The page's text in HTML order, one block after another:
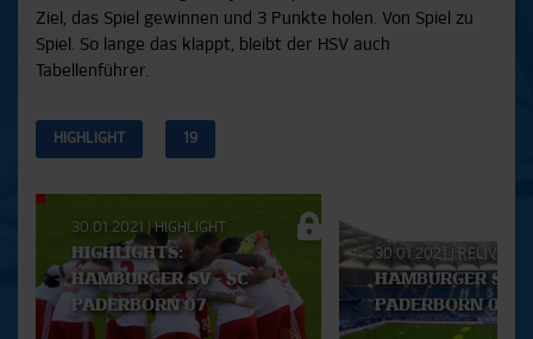
mehr.
Ziel, das Spiel gewinnen und 3 Punkte holen. Von Spiel zu
Spiel. So lange das klappt, bleibt der HSV auch
Tabellenführer.
HIGHLIGHT 19
Aktuelle
Playlist
30.01.2021 |HIGHLIGHT
HIGHLIGHTS:
HAMBURGER SV - SC
PADERBORN 07
30.01.2021 RELIVE
HAMBURGER SV -
PADERBORN 07